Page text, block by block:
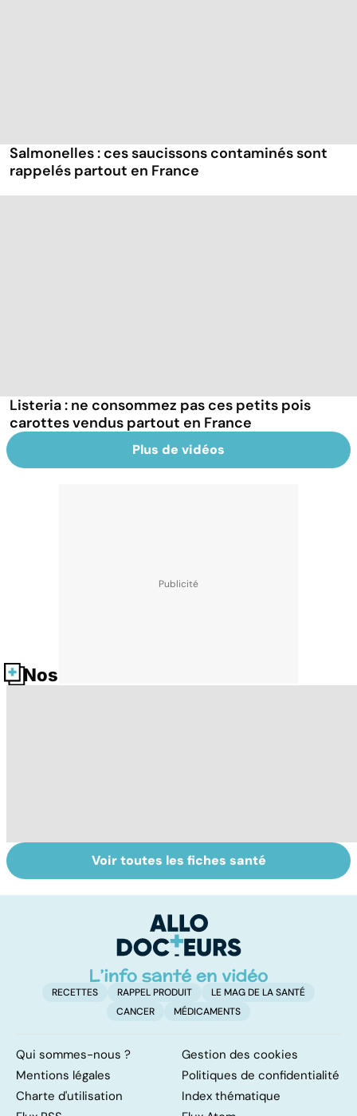
Salmonelles : ces saucissons contaminés sont
rappelés partout en France
Listeria : ne consommez pas ces petits pois
carottes vendus partout en France
Plus de vidéos
Nos fiches santé
Tout savoir sur
les infections
Inflammation des
amygdales : que
d'angine ?
Voir toutes les fiches santé
RECETTES RAPPEL PRODUIT
LE MAG DE LA SANTÉ
CANCER
MÉDICAMENTS
Qui sommes-nous ?
Gestion des cookies
Mentions légales
Politiques de confidentialité
Charte d'utilisation
Index thématique